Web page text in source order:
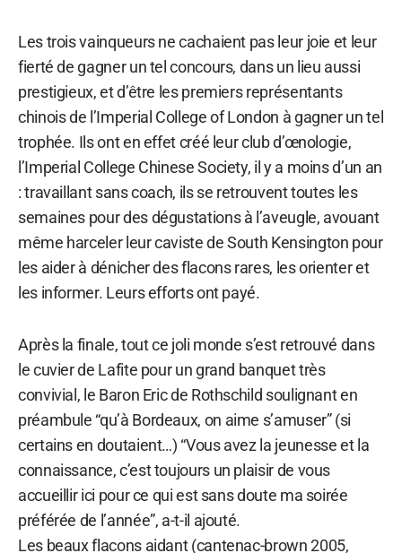
Les trois vainqueurs ne cachaient pas leur joie et leur
fierté de gagner un tel concours, dans un lieu aussi
prestigieux, et d’être les premiers représentants
chinois de l’Imperial College of London à gagner un tel
trophée. Ils ont en effet créé leur club d’œnologie,
l’Imperial College Chinese Society, il y a moins d’un an
: travaillant sans coach, ils se retrouvent toutes les
semaines pour des dégustations à l’aveugle, avouant
même harceler leur caviste de South Kensington pour
les aider à dénicher des flacons rares, les orienter et
les informer. Leurs efforts ont payé.
Après la finale, tout ce joli monde s’est retrouvé dans
le cuvier de Lafite pour un grand banquet très
convivial, le Baron Eric de Rothschild soulignant en
préambule “qu’à Bordeaux, on aime s’amuser” (si
certains en doutaient…) “Vous avez la jeunesse et la
connaissance, c’est toujours un plaisir de vous
accueillir ici pour ce qui est sans doute ma soirée
préférée de l’année”, a-t-il ajouté.
Les beaux flacons aidant (cantenac-brown 2005,